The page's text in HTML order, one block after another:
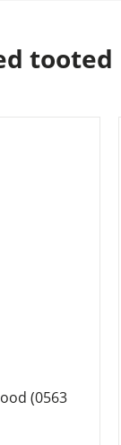
tooted
(0563